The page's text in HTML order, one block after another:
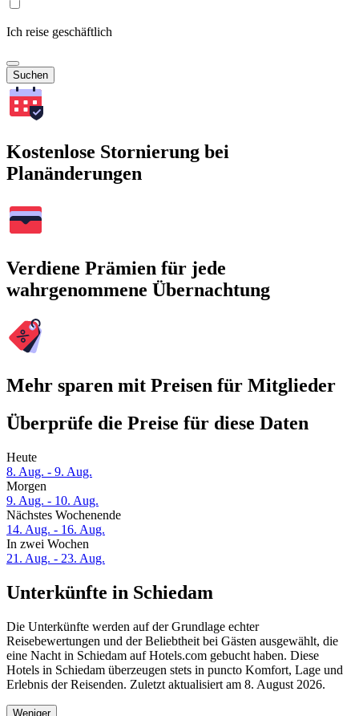
Ich reise geschäftlich
Suchen
Kostenlose Stornierung bei
Planänderungen
Verdiene Prämien für jede
wahrgenommene Übernachtung
Mehr sparen mit Preisen für Mitglieder
Überprüfe die Preise für diese Daten
Heute
8. Aug. - 9. Aug.
Morgen
9. Aug. - 10. Aug.
Nächstes Wochenende
14. Aug. - 16. Aug.
In zwei Wochen
21. Aug. - 23. Aug.
Unterkünfte in Schiedam
Die Unterkünfte werden auf der Grundlage echter
Reisebewertungen und der Beliebtheit bei Gästen ausgewählt, die
eine Nacht in Schiedam auf Hotels.com gebucht haben. Diese
Hotels in Schiedam überzeugen stets in puncto Komfort, Lage und
Erlebnis der Reisenden. Zuletzt aktualisiert am 8. August 2026.
Weniger